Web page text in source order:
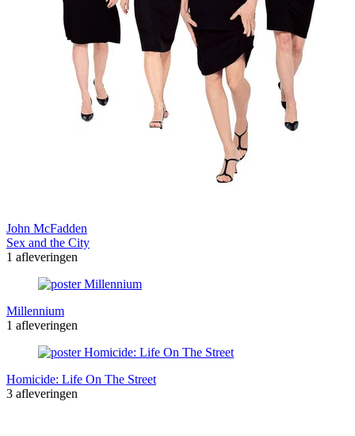
John McFadden
Sex and the City
1 afleveringen
Millennium
1 afleveringen
Homicide: Life On The Street
3 afleveringen